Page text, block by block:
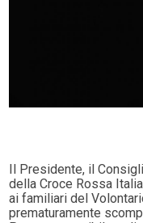
Il Presidente, il
della Croce Rossa
ai familiari del
prematuramente